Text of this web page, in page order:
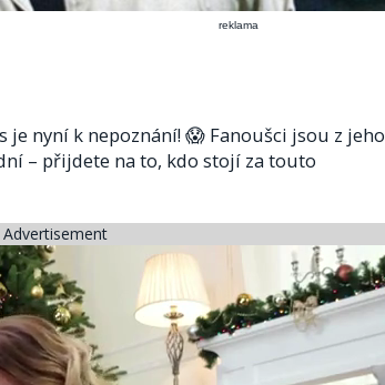
reklama
je nyní k nepoznání! 😱 Fanoušci jsou z jeho
– přijdete na to, kdo stojí za touto
Advertisement